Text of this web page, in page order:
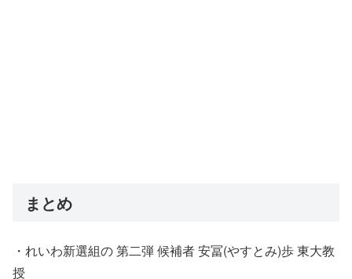
まとめ
・れいわ新選組の 第二弾 候補者 安冨(やすとみ)歩 東大教
授